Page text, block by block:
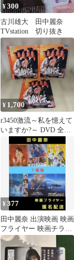
¥300
古川雄大 田中麗奈
TVstation 切り抜き
¥ 1,700
r3450激流～私を憶えて
いますか?～ DVD 全3
巻 全巻 田中麗奈 桐谷
健太
¥377
田中麗奈 出演映画 映画
フライヤー 映画チラシ
７種類計７０枚